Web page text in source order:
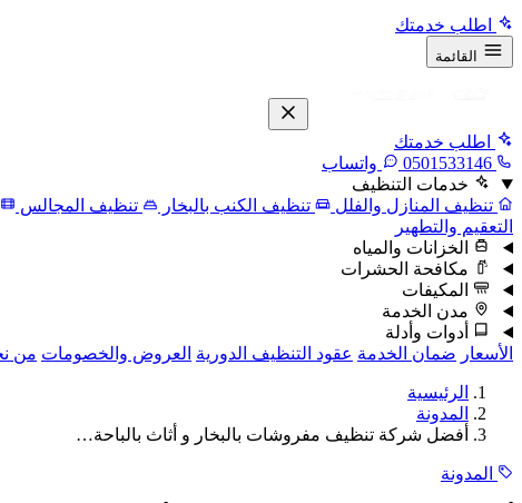
اطلب خدمتك
القائمة
اطلب خدمتك
0501533146
واتساب
خدمات التنظيف
تنظيف المنازل والفلل
تنظيف الكنب بالبخار تنظيف المجالس
التعقيم والتطهير
الخزانات والمياه
مكافحة الحشرات
المكيفات
مدن الخدمة
أدوات وأدلة
الأسعار ضمان الخدمة عقود التنظيف الدورية العروض والخصومات من
الرئيسية
المدونة
أفضل شركة تنظيف مفروشات بالبخار و أثاث بالباحة…
المدونة